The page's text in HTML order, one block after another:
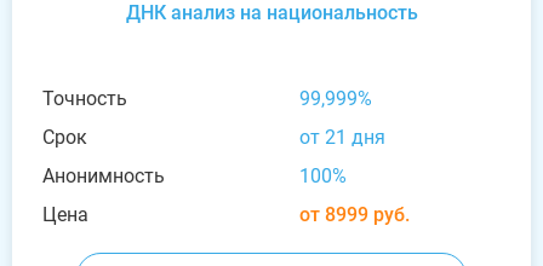
ДНК анализ на национальность
Точность
99,999%
Срок
от 21 дня
Анонимность
100%
Цена
от 8999 руб.